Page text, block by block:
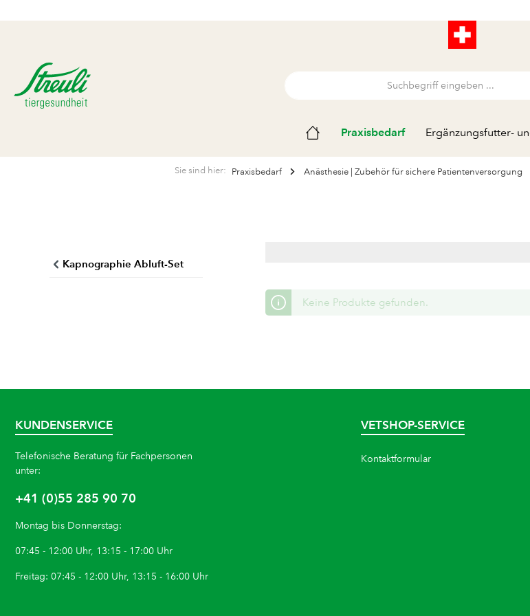
Praxisbedarf Ergänzungsfutter-
Sie sind hier: Praxisbedarf Anästhesie | Zubehör für sichere Patientenversorgung
Kapnographie Abluft-Set
Keine Produkte gefunden.
KUNDENSERVICE
Telefonische Beratung für Fachpersonen
unter:
+41 (0)55 285 90 70
Montag bis Donnerstag:
07:45 - 12:00 Uhr, 13:15 - 17:00 Uhr
Freitag: 07:45 - 12:00 Uhr, 13:15 - 16:00 Uhr
VETSHOP-SERVICE
Kontaktformular